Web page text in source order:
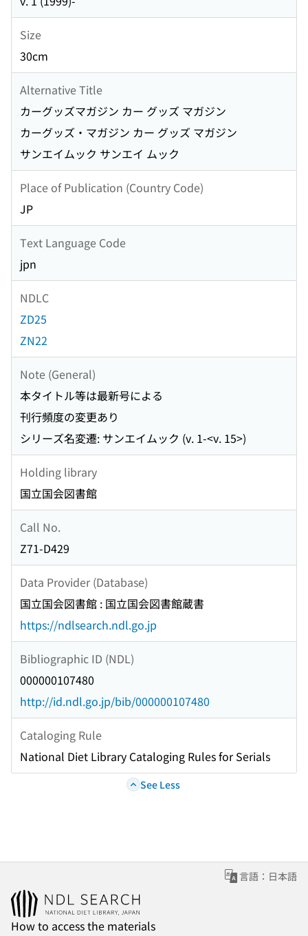
Size
30cm
Alternative Title
カーグッズマガジン カー グッズ マガジン
カーグッズ・マガジン カー グッズ マガジン
サンエイムック サンエイ ムック
Place of Publication (Country Code)
JP
Text Language Code
jpn
NDLC
ZD25
ZN22
Note (General)
本タイトル等は最新号による
刊行頻度の変更あり
シリーズ名変遷: サンエイムック (v. 1-<v. 15>)
Holding library
国立国会図書館
Call No.
Z71-D429
Data Provider (Database)
国立国会図書館 : 国立国会図書館蔵書
https://ndlsearch.ndl.go.jp
Bibliographic ID (NDL)
000000107480
http://id.ndl.go.jp/bib/000000107480
Cataloging Rule
National Diet Library Cataloging Rules for Serials
See Less
言語：日本語
How to access the materials